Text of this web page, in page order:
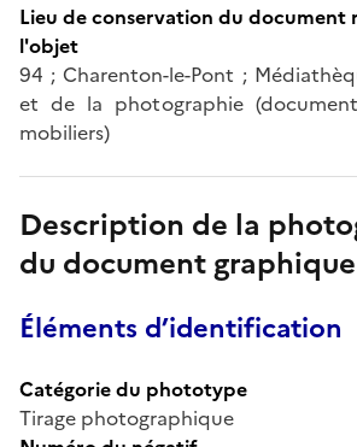
Lieu de conservation du
l'objet
94 ; Charenton-le-Pont ;
et de la photographie
mobiliers)
Description de la
du document graphique
Éléments d’identification
Catégorie du phototype
Tirage photographique